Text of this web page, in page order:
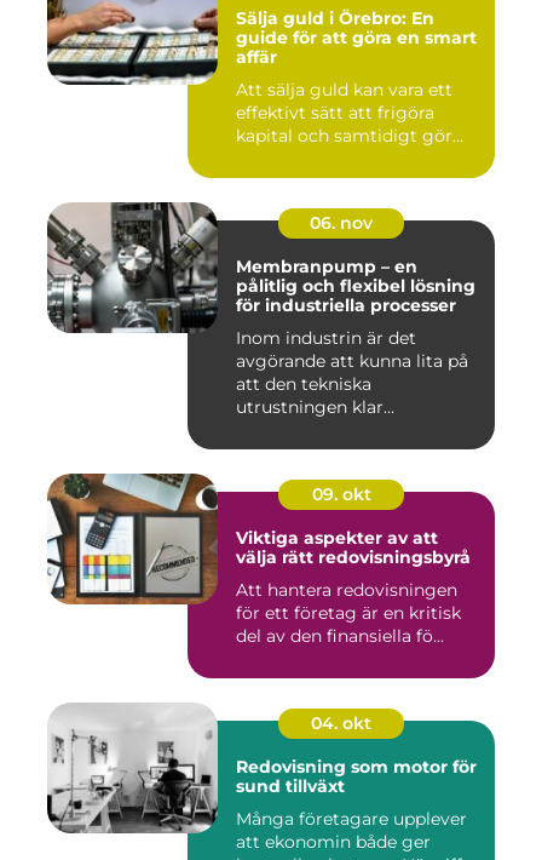
Sälja guld i Örebro: En
guide för att göra en smart
affär
Att sälja guld kan vara ett
effektivt sätt att frigöra
kapital och samtidigt gör...
06. nov
Membranpump – en
pålitlig och flexibel lösning
för industriella processer
Inom industrin är det
avgörande att kunna lita på
att den tekniska
utrustningen klar...
09. okt
Viktiga aspekter av att
välja rätt redovisningsbyrå
Att hantera redovisningen
för ett företag är en kritisk
del av den finansiella fö...
04. okt
Redovisning som motor för
sund tillväxt
Många företagare upplever
att ekonomin både ger